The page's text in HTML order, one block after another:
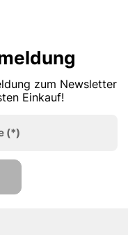
zum Newsletter
Einkauf!
(*)